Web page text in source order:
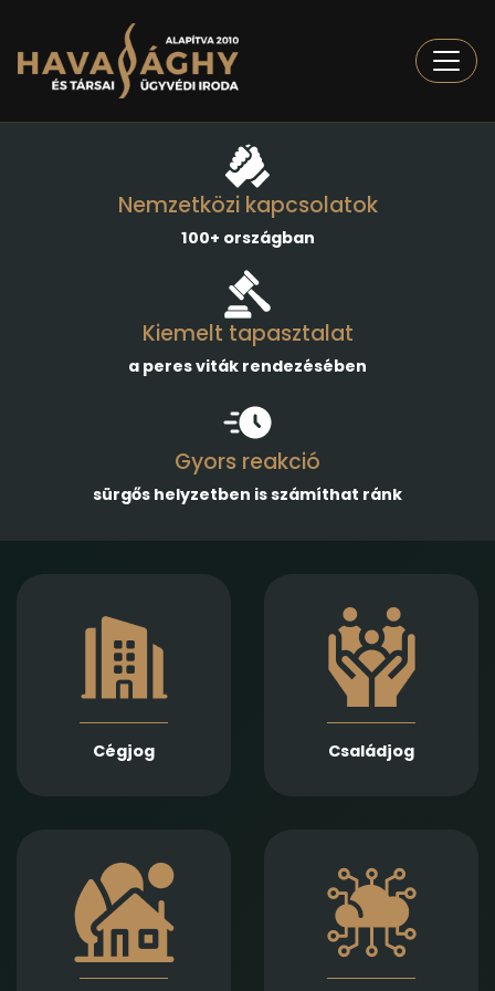
Nemzetközi kapcsolatok
100+ országban
Kiemelt tapasztalat
a peres viták rendezésében
Gyors reakció
sürgős helyzetben is számíthat ránk
Cégjog
módosításában és
átalakulásában
biztosítunk teljes körű
szolgáltatást
Jogi képviseletet
vállalunk
végelszámolás, csőd-
Családjog
megalapozott jogi
támogatást nyújtunk
házassági bontóper,
vagyonmegosztás,
tartásdíj,
gyermekelhelyezés,
szülői felügyelet,
apasági vélelem,
Ingatlan adásvétel,
ajándékozás, bérlet,
fejlesztés és
beruházási
szerződések szakértő
jogi előkészítését és
technológiai
szerződések,
adatvédelmi és
szoftverjogi kérdések,
AI -val kapcsolatos
problémák gyors és